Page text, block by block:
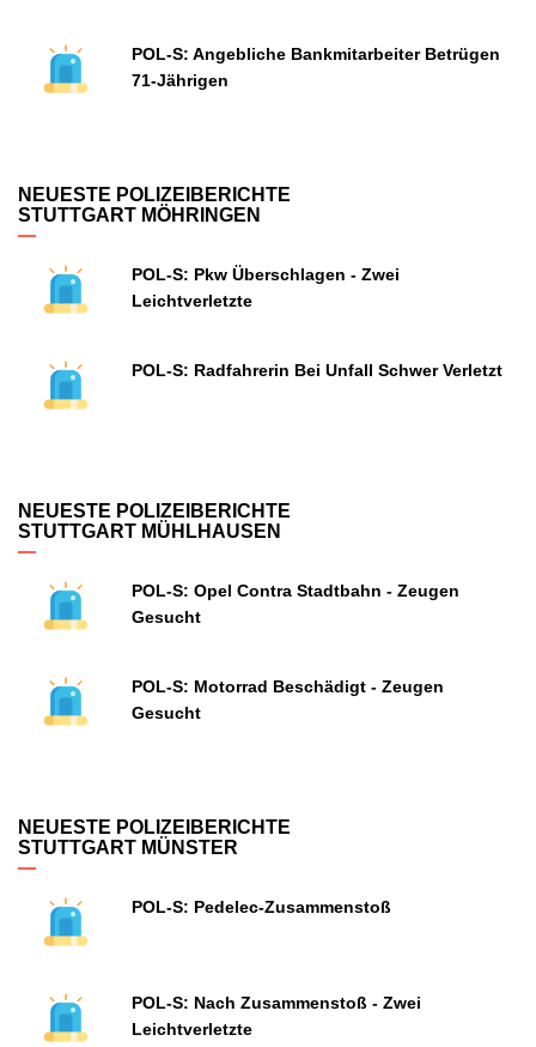
POL-S: Angebliche Bankmitarbeiter Betrügen
71-Jährigen
NEUESTE POLIZEIBERICHTE
STUTTGART MÖHRINGEN
POL-S: Pkw Überschlagen - Zwei
Leichtverletzte
POL-S: Radfahrerin Bei Unfall Schwer Verletzt
NEUESTE POLIZEIBERICHTE
STUTTGART MÜHLHAUSEN
POL-S: Opel Contra Stadtbahn - Zeugen
Gesucht
POL-S: Motorrad Beschädigt - Zeugen
Gesucht
NEUESTE POLIZEIBERICHTE
STUTTGART MÜNSTER
POL-S: Pedelec-Zusammenstoß
POL-S: Nach Zusammenstoß - Zwei
Leichtverletzte